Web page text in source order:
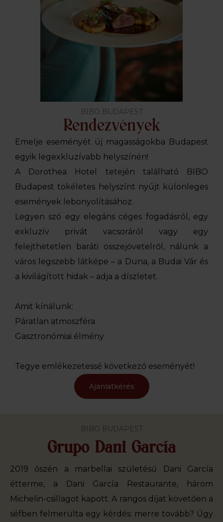
BIBO BUDAPEST
Rendezvények
Emelje eseményét új magasságokba Budapest
egyik legexkluzívabb helyszínén!
A Dorothea Hotel tetején található BIBO
Budapest tökéletes helyszínt nyújt különleges
események lebonyolításához.
Legyen szó egy elegáns céges fogadásról, egy
exkluzív privát vacsoráról vagy egy
felejthetetlen baráti összejövetelről, nálunk a
város legszebb látképe – a Duna, a Budai Vár és
a kivilágított hidak – adja a díszletet.
Amit kínálunk:
Páratlan atmoszféra
Gasztronómiai élmény
Tegye emlékezetessé következő eseményét!
Ajánlatkérés
BIBO BUDAPEST
Grupo Dani García
2019 őszén a marbellai születésű Dani García
étterme, a Dani García Restaurante, három
Michelin-csillagot kapott. A rangos díjat követően a
séfben felmerülta egy kérdés: merre tovább? Úgy